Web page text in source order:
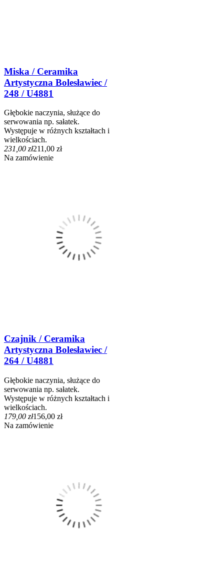
Miska / Ceramika
Artystyczna Bolesławiec /
248 / U4881
Głębokie naczynia, służące do
serwowania np. sałatek.
Występuje w różnych kształtach i
wielkościach.
231,00 zł211,00 zł
Na zamówienie
Czajnik / Ceramika
Artystyczna Bolesławiec /
264 / U4881
Głębokie naczynia, służące do
serwowania np. sałatek.
Występuje w różnych kształtach i
wielkościach.
179,00 zł156,00 zł
Na zamówienie